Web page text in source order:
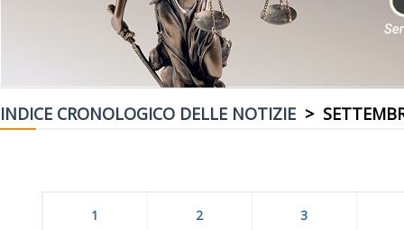
INDICE CRONOLOGICO DELLE NOTIZIE >
1 2 3